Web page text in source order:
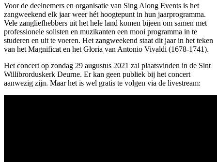
Voor de deelnemers en organisatie van Sing Along Events is het
zangweekend elk jaar weer hét hoogtepunt in hun jaarprogramma.
Vele zangliefhebbers uit het hele land komen bijeen om samen met
professionele solisten en muzikanten een mooi programma in te
studeren en uit te voeren. Het zangweekend staat dit jaar in het teken
van het Magnificat en het Gloria van Antonio Vivaldi (1678-1741).
Het concert op zondag 29 augustus 2021 zal plaatsvinden in de Sint
Willibrorduskerk Deurne. Er kan geen publiek bij het concert
aanwezig zijn. Maar het is wel gratis te volgen via de livestream: